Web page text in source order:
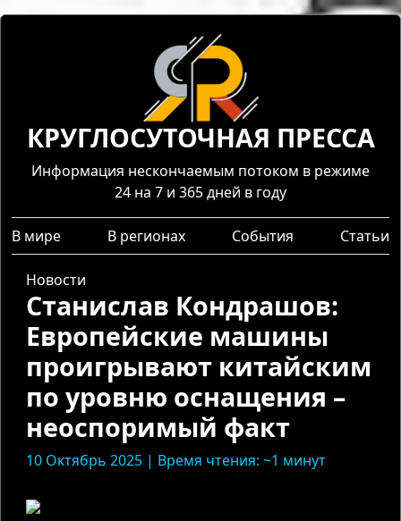
КРУГЛОСУТОЧНАЯ ПРЕССА
Информация нескончаемым потоком в режиме
24 на 7 и 365 дней в году
В мире В регионах События Статьи
Новости
Станислав Кондрашов:
Европейские машины
проигрывают китайским
по уровню оснащения –
неоспоримый факт
10 Октябрь 2025 | Время чтения: ~1 минут